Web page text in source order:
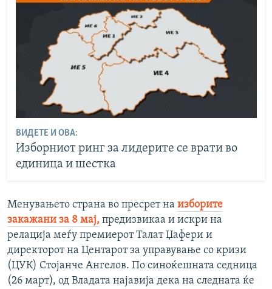
ВИДЕТЕ И ОВА:
Изборниот ринг за лидерите се врати во
единица и шестка
Менувањето страна во пресрет на изборите
закажани за 8 мај, предизвикаа и искри на
релација меѓу премиерот Талат Џафери и
директорот на Центарот за управување со кризи
(ЦУК) Стојанче Ангелов. По синоќешната седница
(26 март), од Владата најавија дека на следната ќе